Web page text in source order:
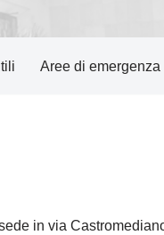
Aree di emergenza
in via